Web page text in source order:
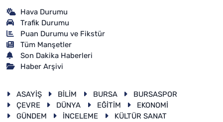
Hava Durumu
Trafik Durumu
Puan Durumu ve Fikstür
Tüm Manşetler
Son Dakika Haberleri
Haber Arşivi
ASAYİŞ BİLİM BURSA
BURSASPOR
ÇEVRE
DÜNYA EĞİTİM
EKONOMİ
GÜNDEM
İNCELEME
KÜLTÜR SANAT